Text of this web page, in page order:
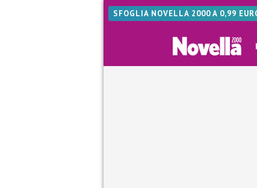
SFOGLIA NOVELLA 2000 A 0,99